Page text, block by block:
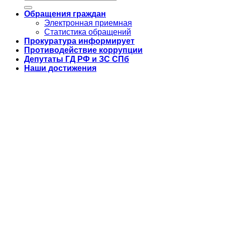
Обращения граждан
Электронная приемная
Статистика обращений
Прокуратура информирует
Противодействие коррупции
Депутаты ГД РФ и ЗС СПб
Наши достижения